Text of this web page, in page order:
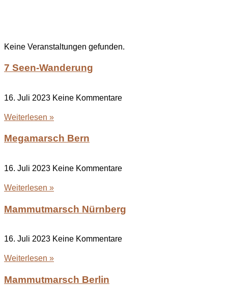
Keine Veranstaltungen gefunden.
7 Seen-Wanderung
16. Juli 2023 Keine Kommentare
Weiterlesen »
Megamarsch Bern
16. Juli 2023 Keine Kommentare
Weiterlesen »
Mammutmarsch Nürnberg
16. Juli 2023 Keine Kommentare
Weiterlesen »
Mammutmarsch Berlin